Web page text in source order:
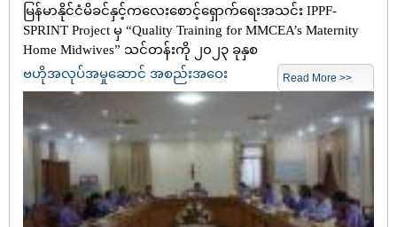
မြန်မာနိုင်ငံမိခင်နှင့်ကလေးစောင့်ရှောက်ရေးအသင်း IPPF-
SPRINT Project မှ “Quality Training for MMCEA’s Maternity
Home Midwives” သင်တန်းကို ၂၀၂၃ ခုနှစ
Read More >>
ဗဟိုအလုပ်အမှုဆောင် အစည်းအဝေး